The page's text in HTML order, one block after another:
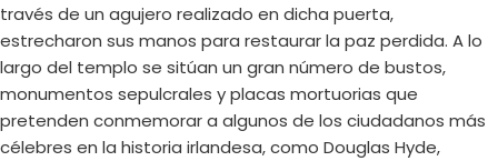
través de un agujero realizado en dicha puerta,
estrecharon sus manos para restaurar la paz perdida. A lo
largo del templo se sitúan un gran número de bustos,
monumentos sepulcrales y placas mortuorias que
pretenden conmemorar a algunos de los ciudadanos más
célebres en la historia irlandesa, como Douglas Hyde,